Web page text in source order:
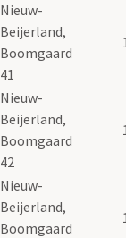
Nieuw-
Beijerland,
Boomgaard
41
Nieuw-
Beijerland,
Boomgaard
42
Nieuw-
Beijerland,
Boomgaard